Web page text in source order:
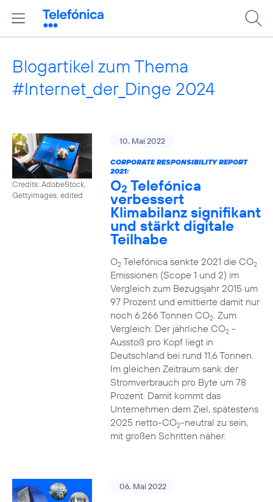
Blogartikel zum Thema
#Internet_der_Dinge 2024
Credits: AdobeStock,
Gettyimages, edited
10. Mai 2022
CORPORATE RESPONSIBILITY REPORT
2021:
O2 Telefónica
verbessert
Klimabilanz signifikant
und stärkt digitale
Teilhabe
O2Telefónica senkte 2021 die CO2
Emissionen (Scope 1 und 2) im
Vergleich zum Bezugsjahr 2015 um
97 Prozent und emittierte damit nur
noch 6.266 Tonnen CO2. Zum
Vergleich: Der jährliche CO2-
Ausstoß pro Kopf liegt in
Deutschland bei rund 11,6 Tonnen.
Im gleichen Zeitraum sank der
Stromverbrauch pro Byte um 78
Prozent. Damit kommt das
Unternehmen dem Ziel, spätestens
2025 netto-CO2-neutral zu sein,
mit großen Schritten näher.
06. Mai 2022